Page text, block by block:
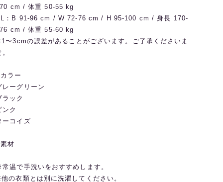
cm / 体重 50-55 kg
：B 91-96 cm / W 72-76 cm / H 95-100 cm / 身長 170-
cm / 体重 55-60 kg
〜3cmの誤差があることがございます。ご了承くださいま
ラー
レーグリーン
ラック
ンク
ーコイズ
材
温で手洗いをおすすめします。
の衣類とは別に洗濯してください。